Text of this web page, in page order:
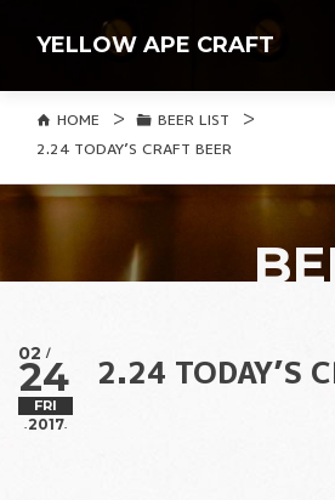
YELLOW APE CRAFT
HOME
BEER LIST
2.24 TODAY’S CRAFT BEER
2.24 TODAY’S
02 /
24
FRI
2017